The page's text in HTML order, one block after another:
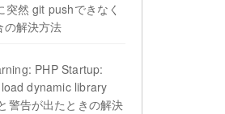
突然 git pushできなく
の解決方法
PHP Startup:
dynamic library
警告が出たときの解決